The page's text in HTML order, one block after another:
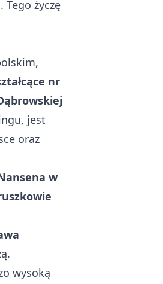
Tego życzę
nr
jest
oraz
w
wysoką